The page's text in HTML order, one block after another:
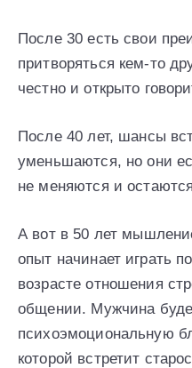
После 30 есть свои
притворяться кем-то
честно и открыто
После 40 лет, шансы
уменьшаются, но они
не меняются и
А вот в 50 лет
опыт начинает играть
возрасте отношения
общении. Мужчина
психоэмоциональную
которой встретит